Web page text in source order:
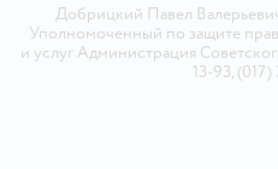
Добрицкий Павел
Уполномоченный по защите
и услуг Администрация
13-93, (017)